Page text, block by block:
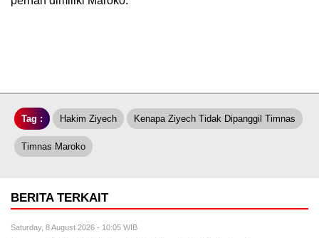
Tag : Hakim Ziyech Kenapa Ziyech Tidak Dipanggil Timnas
Timnas Maroko
BERITA TERKAIT
Saturday, 8 August 2026 - 10:05 WIB